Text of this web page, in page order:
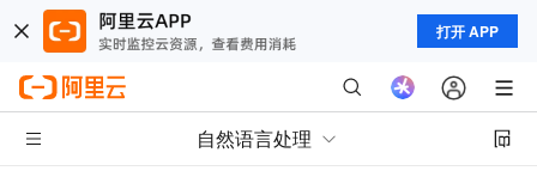
打开 APP
自然语言处理